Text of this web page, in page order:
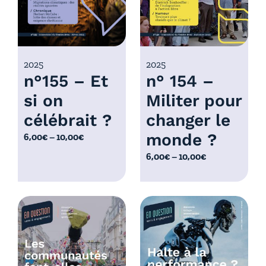
0
0
à
1
0
,
0
0
:
6
,
0
0
à
1
,
0
n°155 – Et
si on
célébrait ?
2025
6,00€–10,00€
P
g
e
d
e
p
r
n° 154 –
Militer pour
changer le
monde ?
2025
6,00€–10,00€
P
a
g
e
d
p